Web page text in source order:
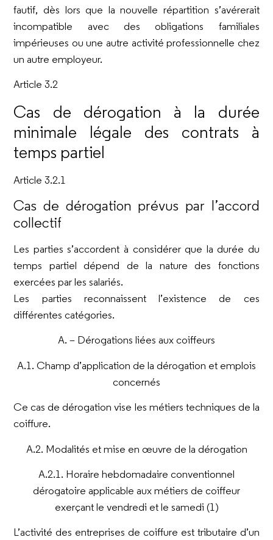
fautif, dès lors que la nouvelle répartition s’avérerait
incompatible avec des obligations familiales
impérieuses ou une autre activité professionnelle chez
un autre employeur.
Article 3.2
Cas de dérogation à la durée
minimale légale des contrats à
temps partiel
Article 3.2.1
Cas de dérogation prévus par l’accord
collectif
Les parties s’accordent à considérer que la durée du
temps partiel dépend de la nature des fonctions
exercées par les salariés.
Les parties reconnaissent l’existence de ces
différentes catégories.
A. – Dérogations liées aux coiffeurs
A.1. Champ d’application de la dérogation et emplois
concernés
Ce cas de dérogation vise les métiers techniques de la
coiffure.
A.2. Modalités et mise en œuvre de la dérogation
A.2.1. Horaire hebdomadaire conventionnel
dérogatoire applicable aux métiers de coiffeur
exerçant le vendredi et le samedi (1)
L’activité des entreprises de coiffure est tributaire d’un